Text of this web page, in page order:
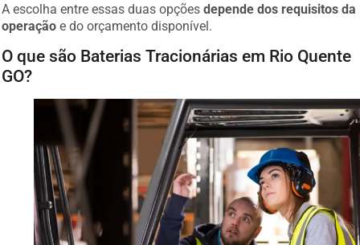
A escolha entre essas duas opçõesdepende dos requisitos da
operação e do orçamento disponível.
O que são Baterias Tracionárias em Rio Quente
GO?